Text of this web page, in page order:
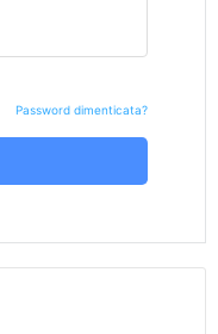
Password dimenticata?